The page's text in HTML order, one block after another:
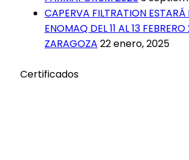
CAPERVA FILTRATION ESTARÁ
ENOMAQ DEL 11 AL 13
ZARAGOZA 22 enero, 2025
Certificados